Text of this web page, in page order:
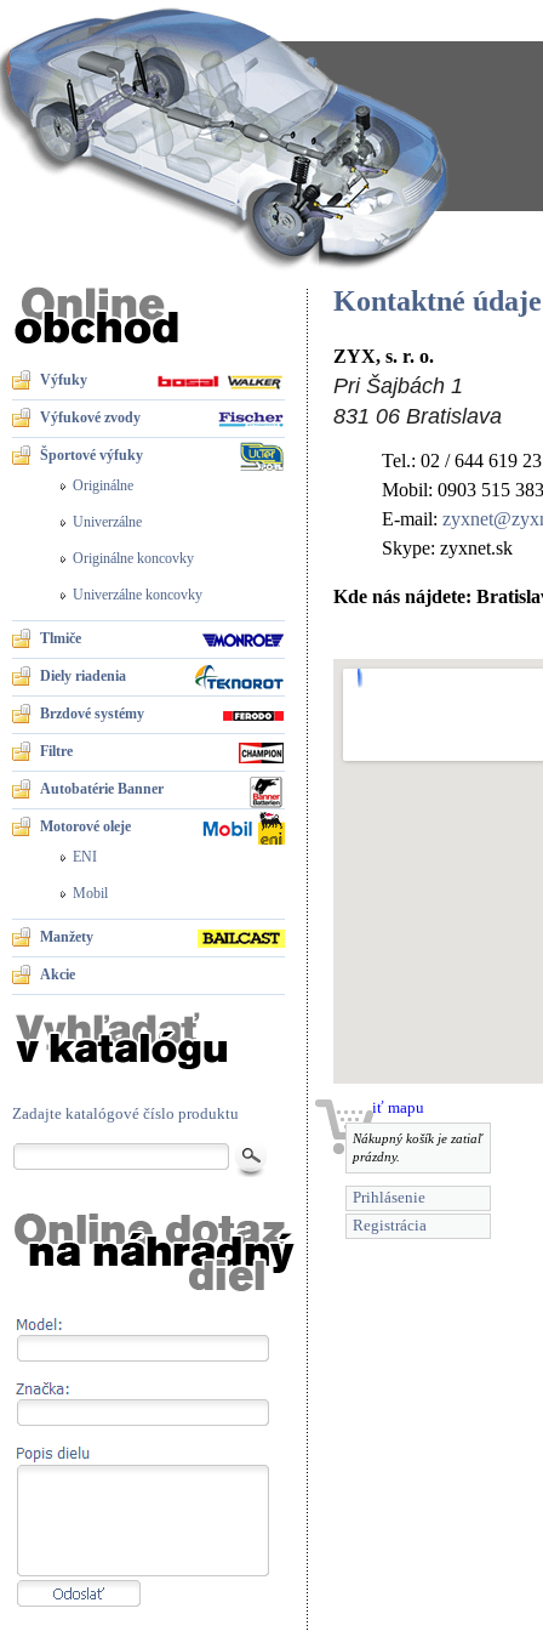
Výfuky
Výfukové zvody
Športové výfuky
Originálne
Univerzálne
Originálne koncovky
Univerzálne koncovky
Tlmiče
Diely riadenia
Brzdové systémy
Filtre
Autobatérie Banner
Motorové oleje
ENI
Mobil
Manžety
Akcie
Zadajte katalógové číslo produktu
Kontaktné údaje
ZYX, s. r. o.
Pri Šajbách 1
831 06 Bratislava
Tel.: 02 / 644 619 23
Mobil: 0903 515 383
E-mail:
Skype: zyxnet.sk
Kde nás nájdete:
Zväčšiť mapu
Nákupný košík je zatiaľ
prázdny.
Prihlásenie
Registrácia